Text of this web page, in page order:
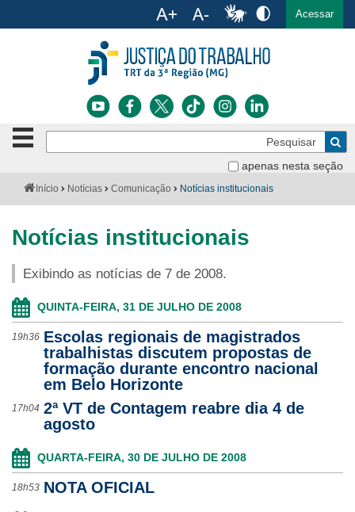
Ir para o menu Ir para a busca Ir para o rodapé
Acessar
apenas nesta seção
Botão
de
clique
ou
Notícias
Serviços
Jurisprudência
Transparência
Legislação
Ouvidoria
Contato
VocêInício Notícias Comunicação Notícias institucionais
Notícias institucionais
Exibindo as notícias de 7 de 2008.
QUINTA-FEIRA, 31 DE JULHO DE 2008
19h36 Escolas regionais de magistrados
trabalhistas discutem propostas de
formação durante encontro nacional
em Belo Horizonte
17h04 2ª VT de Contagem reabre dia 4 de
agosto
QUARTA-FEIRA, 30 DE JULHO DE 2008
18h53 NOTA OFICIAL